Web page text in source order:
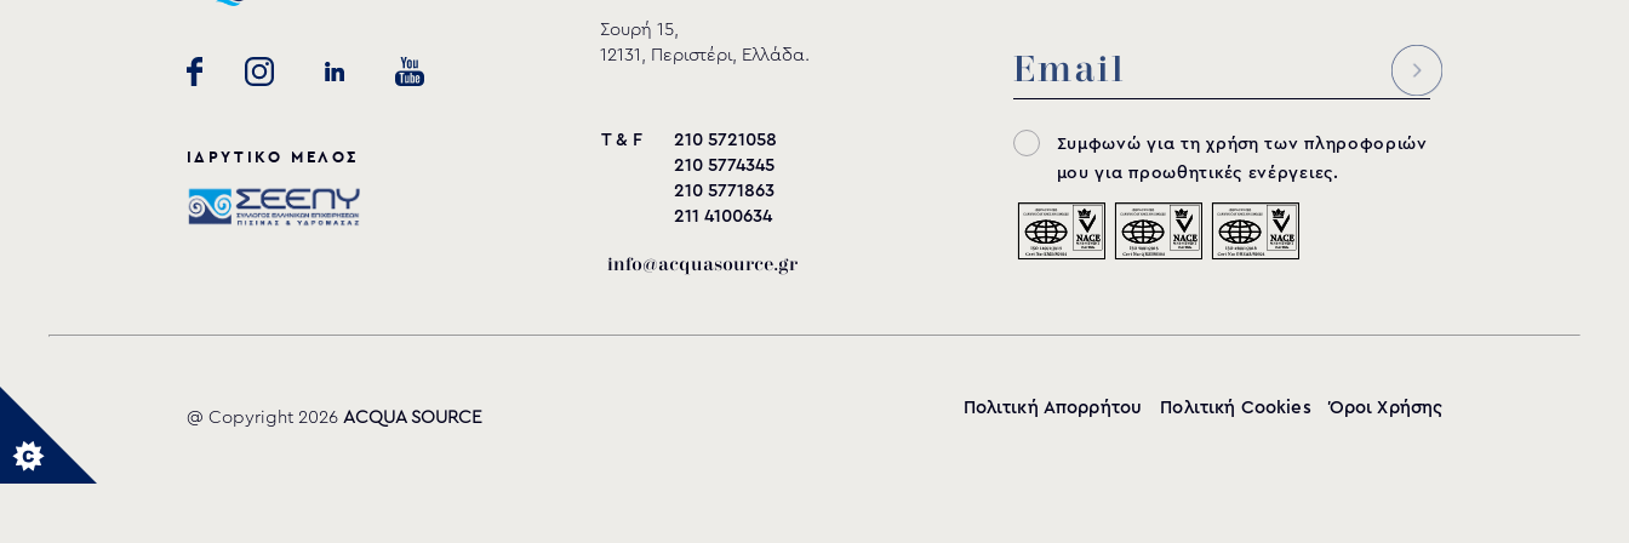
PLH-150 2130 1525 920
ΙΔΡΥΤΙΚΟ ΜΕΛΟΣ
Σουρή 15,
12131, Περιστέρι, Ελλάδα.
T & F
210 5721058
210 5774345
210 5771863
211 4100634
info@acquasource.gr
Συμφωνώ για τη χρήση των πληροφοριών
μου για προωθητικές ενέργειες.
Πολιτική Απορρήτου Πολιτική Cookies Όροι Χρήσης
@ Copyright 2026 ACQUA SOURCE